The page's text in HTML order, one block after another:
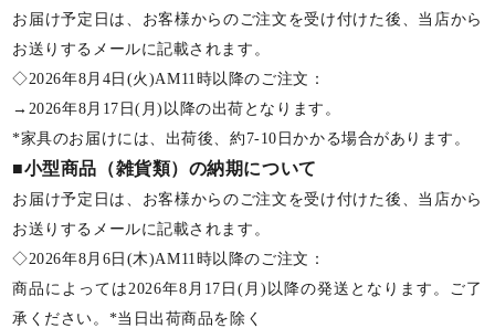
お届け予定日は、お客様からのご注文を受け付けた後、当店から
お送りするメールに記載されます。
◇2026年8月4日(火)AM11時以降のご注文：
→2026年8月17日(月)以降の出荷となります。
*家具のお届けには、出荷後、約7-10日かかる場合があります。
■小型商品（雑貨類）の納期について
お届け予定日は、お客様からのご注文を受け付けた後、当店から
お送りするメールに記載されます。
◇2026年8月6日(木)AM11時以降のご注文：
商品によっては2026年8月17日(月)以降の発送となります。ご了
承ください。*当日出荷商品を除く